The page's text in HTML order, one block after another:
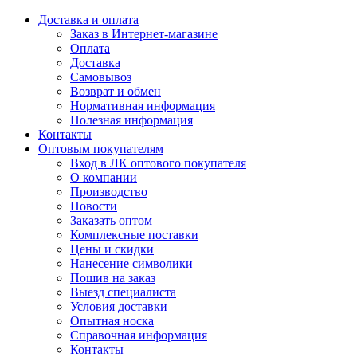
Доставка и оплата
Заказ в Интернет-магазине
Оплата
Доставка
Самовывоз
Возврат и обмен
Нормативная информация
Полезная информация
Контакты
Оптовым покупателям
Вход в ЛК оптового покупателя
О компании
Производство
Новости
Заказать оптом
Комплексные поставки
Цены и скидки
Нанесение символики
Пошив на заказ
Выезд специалиста
Условия доставки
Опытная носка
Справочная информация
Контакты